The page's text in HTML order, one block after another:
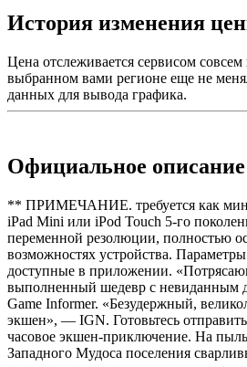
История изменения
Цена отслеживается сервисом совсем
выбранном вами регионе еще не
данных для вывода графика.
Официальное описание
** ПРИМЕЧАНИЕ. требуется как
iPad Mini или iPod Touch 5-го
переменной резолюции, полностью
возможностях устройства.
доступные в приложении.
выполненный шедевр с невиданным
Game Informer. «Безудержный,
экшен», — IGN. Готовьтесь
часовое экшен-приключение. На
Западного Мудоса поселения